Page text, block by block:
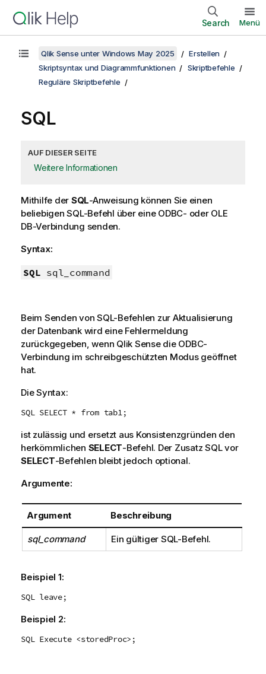
Search Menü
Qlik Sense unter Windows May 2025
Erstellen
Skriptsyntax und Diagrammfunktionen
Skriptbefehle
Reguläre Skriptbefehle
SQL
AUF DIESER SEITE
Weitere Informationen
Mithilfe der SQL-Anweisung können Sie einen
beliebigenSQL-Befehl über eine ODBC- oder OLE
DB-Verbindung senden.
Syntax:
SQL sql_command
Beim Senden von SQL-Befehlen zur Aktualisierung
der Datenbank wird eine Fehlermeldung
zurückgegeben, wenn Qlik Sensedie ODBC-
Verbindung im schreibgeschützten Modus geöffnet
hat.
Die Syntax:
SQL SELECT * from tab1;
ist zulässig und ersetzt aus Konsistenzgründen den
herkömmlichen SELECT-Befehl. Der Zusatz SQLvor
SELECT-Befehlen bleibt jedoch optional.
Argumente:
Argument Beschreibung
sql_command Ein gültiger SQL-Befehl.
Beispiel 1:
SQL leave;
Beispiel 2:
SQL Execute <storedProc>;